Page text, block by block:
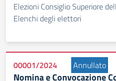
Elezioni Consiglio Superiore
Elenchi degli elettori
00001/2024 Annullato
Nomina e Convocazione